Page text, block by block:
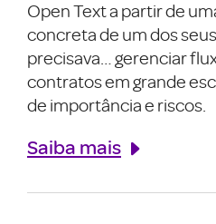
Open Text a partir de
concreta de um dos
precisava… gerenciar
contratos em grande
de importância e riscos.
Saiba mais